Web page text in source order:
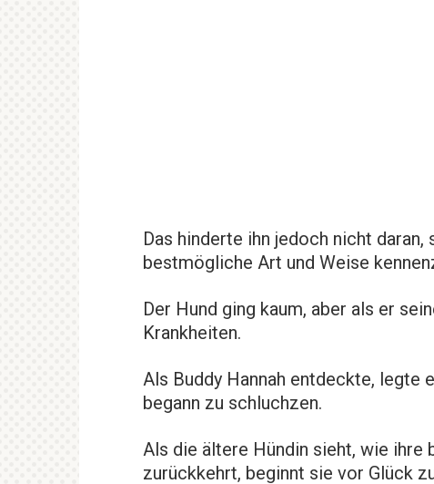
Das hinderte ihn jedoch nicht
bestmögliche Art und Weise
Der Hund ging kaum, aber als er
Krankheiten.
Als Buddy Hannah entdeckte, legte
begann zu schluchzen.
Als die ältere Hündin sieht, wie ihre
zurückkehrt, beginnt sie vor Glück